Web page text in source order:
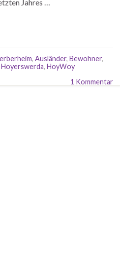
Jahres …
, Ausländer, Bewohner,
Hoyerswerda, HoyWoy
1 Kommentar